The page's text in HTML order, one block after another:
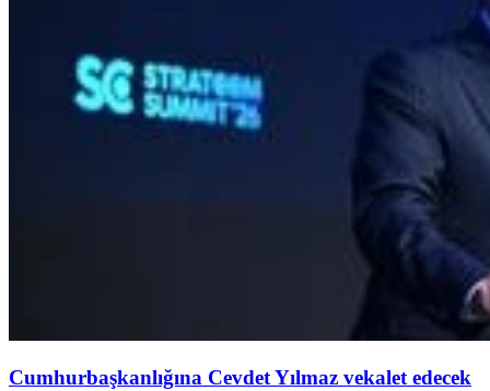
Cumhurbaşkanlığına Cevdet Yılmaz vekalet edecek